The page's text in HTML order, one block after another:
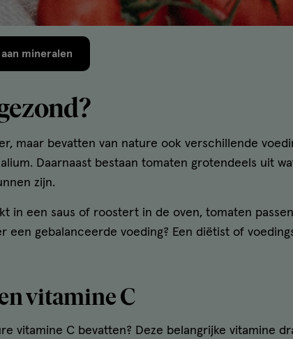
mineralen
maar bevatten van nature ook verschillende
Daarnaast bestaan tomaten grotendeels uit
zijn.
in een saus of roostert in de oven, tomaten
een gebalanceerde voeding? Een diëtist of
vitamine C
vitamine C bevatten? Deze belangrijke vitamine